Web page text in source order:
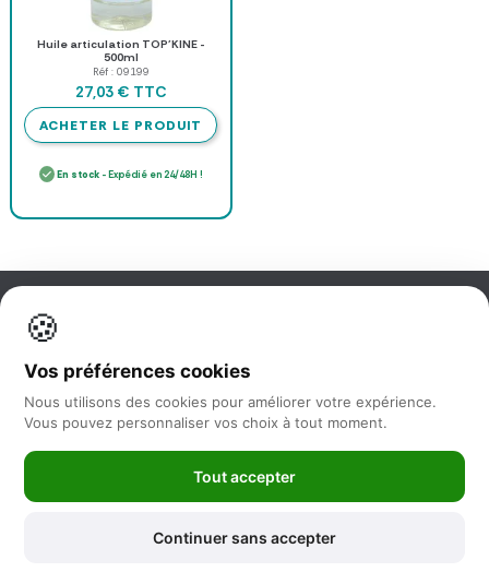
Huile articulation TOP'KINE -
500ml
Réf : 09199
27,03 € TTC
ACHETER LE PRODUIT
En stock- Expédié en 24/48H !
Information
Nos services
Newsletter
🍪
Vos préférences cookies
Nous utilisons des cookies pour améliorer votre expérience.
Vous pouvez personnaliser vos choix à tout moment.
Tout accepter
Continuer sans accepter